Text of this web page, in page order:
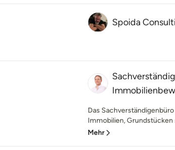
Spoida
Das
Immobilien, Grundstücken
Mehr